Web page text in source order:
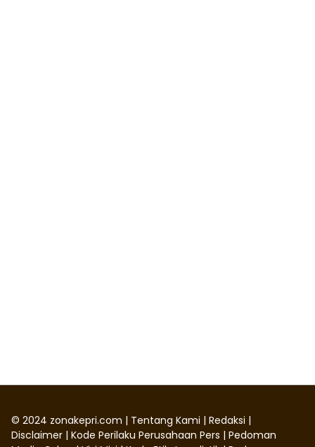
© 2024 zonakepri.com | Tentang Kami | Redaksi |
Disclaimer | Kode Perilaku Perusahaan Pers | Pedoman